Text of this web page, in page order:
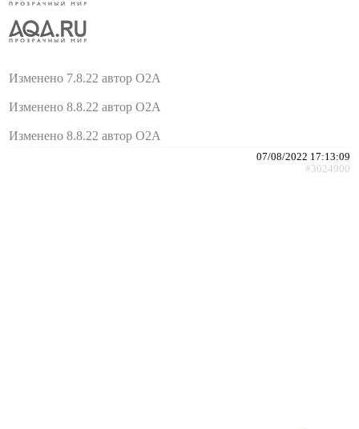
Изменено 7.8.22 автор O2A
Изменено 8.8.22 автор O2A
Изменено 8.8.22 автор O2A
07/08/2022 17:13:09
#3024900